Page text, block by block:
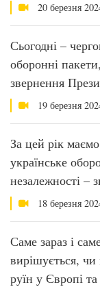
20 березня
Сьогодні –
оборонні
звернення
19 березня
За цей рік
українське
незалежності –
18 березня
Саме зараз і
вирішується,
руїн у Європі